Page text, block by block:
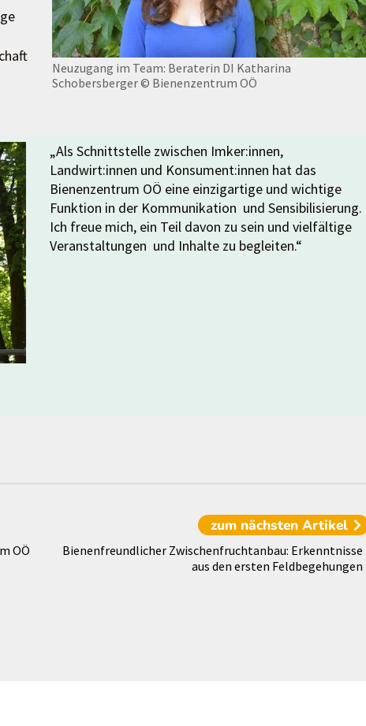
Neuzugang im Team: Beraterin DI Katharina
Schobersberger© Bienenzentrum OÖ
„Als Schnittstelle zwischen Imker:innen,
Landwirt:innen und Konsument:innen hat das
Bienenzentrum OÖ eine einzigartige und wichtige
Funktion in der Kommunikation und Sensibilisierung.
Ich freue mich, ein Teil davon zu sein und vielfältige
Veranstaltungen und Inhalte zu begleiten.“
OÖ
zum nächsten Artikel
Bienenfreundlicher Zwischenfruchtanbau: Erkenntnisse
aus den ersten Feldbegehungen